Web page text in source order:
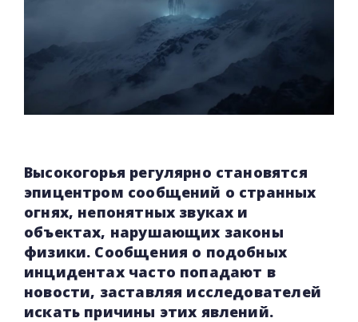
Высокогорья регулярно становятся
эпицентром сообщений о странных
огнях, непонятных звуках и
объектах, нарушающих законы
физики. Сообщения о подобных
инцидентах часто попадают в
новости, заставляя исследователей
искать причины этих явлений.